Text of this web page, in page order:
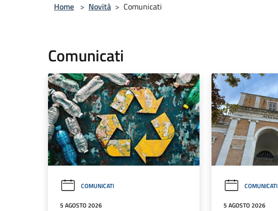
Home > Novità > Comunicati
Comunicati
COMUNICATI
5 AGOSTO 2026
COMUNICATI
5 AGOSTO 2026